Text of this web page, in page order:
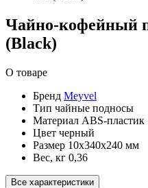
Чайно-кофейный
(Black)
О товаре
Бренд Meyvel
Тип чайные подносы
Материал ABS-пластик
Цвет черный
Размер 10х340х240 мм
Вес, кг 0,36
Все характеристики